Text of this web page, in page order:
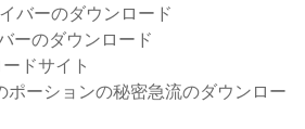
バーのダウンロード
ーのダウンロード
ドサイト
ポーションの秘密急流のダウンロー